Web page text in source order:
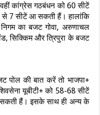
कांग्रेस गठबंधन को 60 सीटें
7 सीटें आ सकती हैं। हालांकि
का बजट गोवा, अरुणाचल
सिक्किम और त्रिपुरा के बजट
पोल की बात करें तो भाजपा+
यूबीटी+ को 58-68 सीटें
हैं। इसके साथ ही अन्य के